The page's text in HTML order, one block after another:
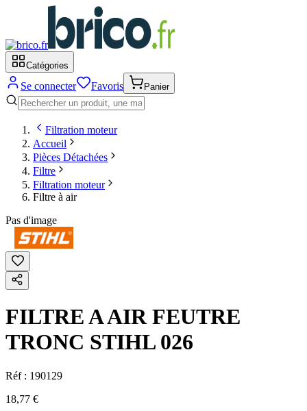
Catégories
Se connecter Favoris Panier
Filtration moteur
Accueil
Pièces Détachées
Filtre
Filtration moteur
Filtre à air
Pas d'image
FILTRE A AIR FEUTRE
TRONC STIHL 026
Réf : 190129
18,77 €